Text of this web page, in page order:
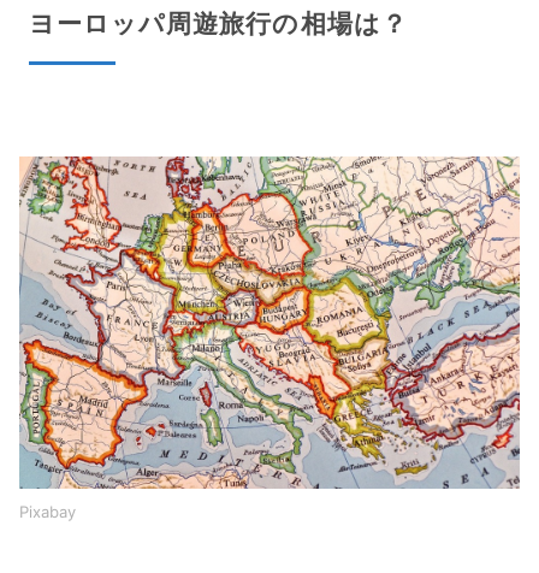
３｜バルセロナ、パリ、モンサンミッシェル、ローマの4都市周
遊ツアー
1位｜イタリア（ローマ、フィレンツェ、ベネチア）
2位｜フランス（パリ）
3位｜イギリス(ロンドン)
4位｜スペイン（バルセロナ）
ヨーロッパ周遊旅行の相場は？
Pixabay